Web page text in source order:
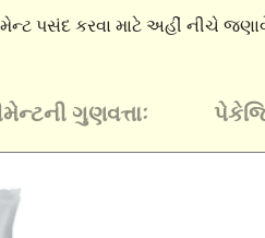
પસંદ કરવા માટે અહીં નીચે
ગુણવત્તાઃ